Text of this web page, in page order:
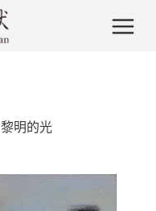
黎明的光